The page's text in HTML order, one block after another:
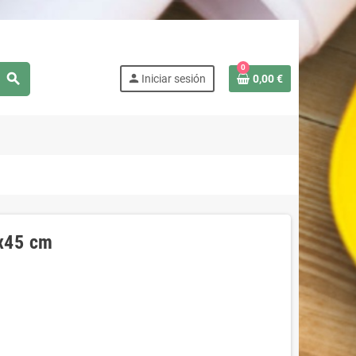
search person Iniciar sesión
0
0,00 €
cm